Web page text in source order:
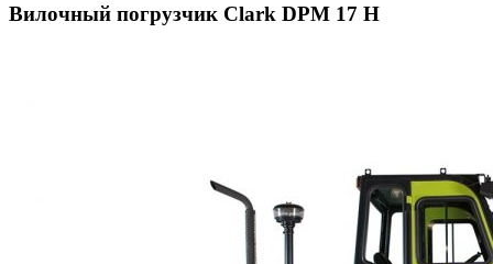
Вилочный погрузчик Clark DPM 17 H